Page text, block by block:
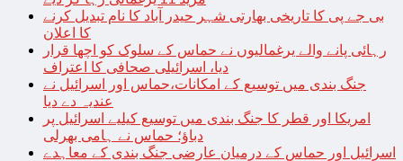
بی جے پی کا تاریخی بھارتی شہر حیدر آباد کا نام تبدیل کرنے
کا اعلان
رہائی پانے والے یرغمالیوں نے حماس کے سلوک کو اچھا قرار
دیا، اسرائیلی صحافی کا اعتراف
جنگ بندی میں توسیع کے امکانات،حماس اور اسرائیل نے
عندیہ دے دیا
امریکا اور قطر کا جنگ بندی میں توسیع کیلیے اسرائیل پر
دباؤ؛ حماس نے ہامی بھرلی
اسرائیل اور حماس کے درمیان عارضی جنگ بندی کے معاہدے